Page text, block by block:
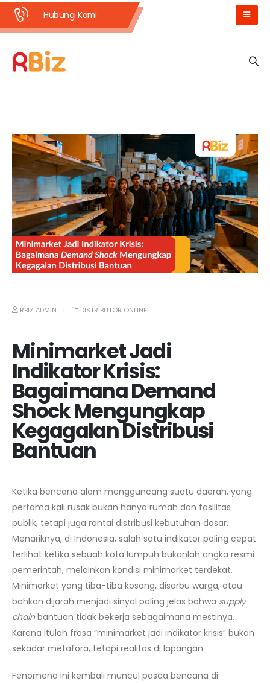
Hubungi Kami
RBIZ ADMIN DISTRIBUTOR ONLINE
Minimarket Jadi
Indikator Krisis:
Bagaimana Demand
Shock Mengungkap
Kegagalan Distribusi
Bantuan
Ketika bencana alam mengguncang suatu daerah, yang
pertama kali rusak bukan hanya rumah dan fasilitas
publik, tetapi juga rantai distribusi kebutuhan dasar.
Menariknya, di Indonesia, salah satu indikator paling cepat
terlihat ketika sebuah kota lumpuh bukanlah angka resmi
pemerintah, melainkan kondisi minimarket terdekat.
Minimarket yang tiba-tiba kosong, diserbu warga, atau
bahkan dijarah menjadi sinyal paling jelas bahwa supply
chainbantuan tidak bekerja sebagaimana mestinya.
Karena itulah frasa “minimarket jadi indikator krisis” bukan
sekadar metafora, tetapi realitas di lapangan.
Fenomena ini kembali muncul pasca bencana di